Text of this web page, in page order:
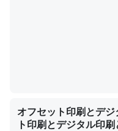
─ニュース :: 【研究発表】
類は苦労してるんだな
ジになったり努力して
オフセット印刷とデジ
ト印刷とデジタル印